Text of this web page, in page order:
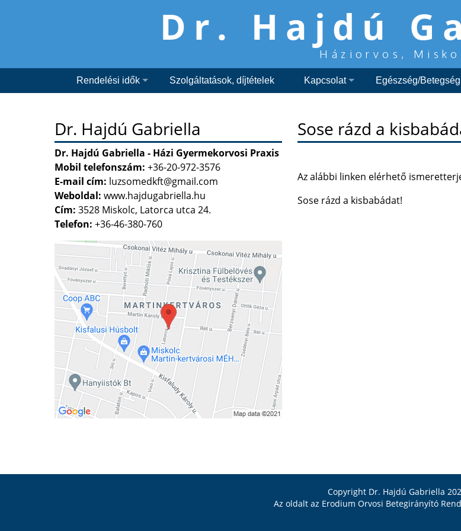
Dr. Hajdú
Háziorvos,
Rendelési idők Szolgáltatások, díjtételek Kapcsolat Egészség/Betegség
Sose rázd a
Az alábbi linken elérhető
Sose rázd a kisbabádat!
Dr. Hajdú Gabriella
Dr. Hajdú Gabriella - Házi Gyermekorvosi Praxis
Mobil telefonszám: +36-20-972-3576
E-mail cím: luzsomedkft@gmail.com
Weboldal: www.hajdugabriella.hu
Cím: 3528 Miskolc, Latorca utca 24.
Telefon: +36-46-380-760
Copyright Dr. Hajdú Gabriella
Az oldalt az Erodium Orvosi Betegirányító